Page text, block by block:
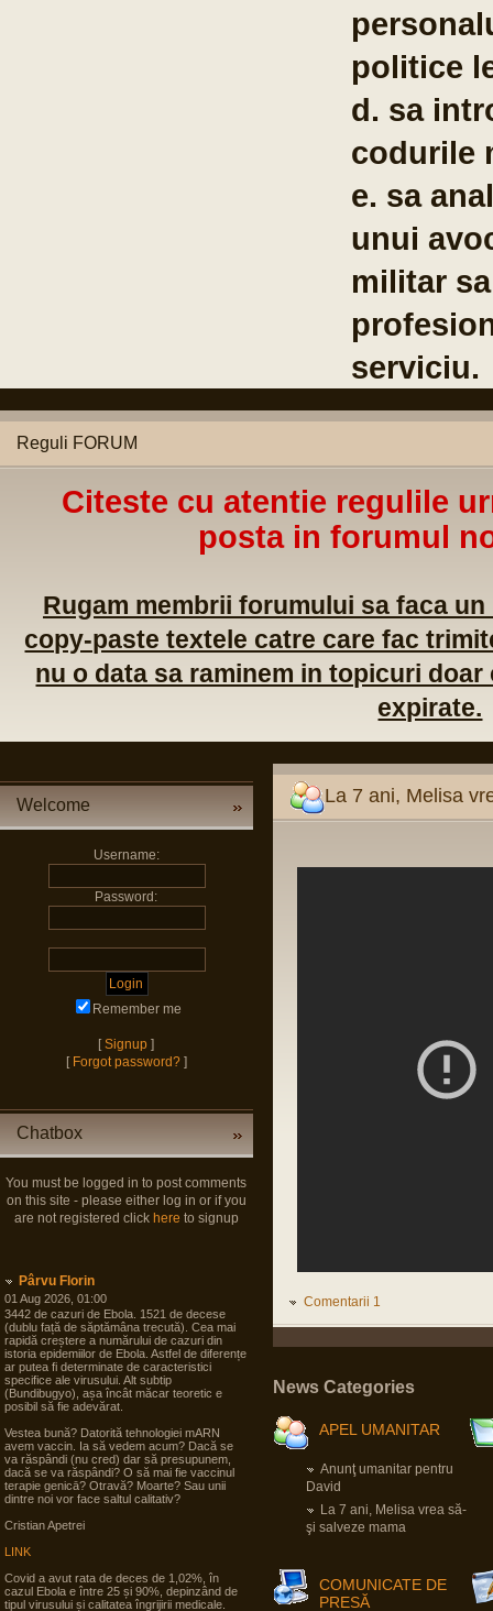
personalului militar sa fie
d. sa introduca aceste
codurile militare ale statelor
e. sa analizeze posibilitatea
unui avocat al poporului la
militar sa poata apela in caz
profesionale sau de alta
Reguli FORUM
Citeste cu atentie regulile
posta in forumul
Rugam membrii forumului sa faca
copy-paste textele catre care fac
nu o data sa raminem in topicuri
expirate.
Welcome
Username:
Password:
Remember me
[Signup ]
[ Forgot password? ]
Chatbox
You must be logged in to post comments
on this site - please either log in or if you
are not registered click here to signup
Pârvu Florin
01 Aug 2026, 01:00
3442 de cazuri de Ebola. 1521 de decese
(dublu față de săptămâna trecută). Cea mai
rapidă creștere a numărului de cazuri din
istoria epidemiilor de Ebola. Astfel de diferențe
ar putea fi determinate de caracteristici
specifice ale virusului. Alt subtip
(Bundibugyo), așa încât măcar teoretic e
posibil să fie adevărat.
Vestea bună? Datorită tehnologiei mARN
avem vaccin. Ia să vedem acum? Dacă se
va răspândi (nu cred) dar să presupunem,
dacă se va răspândi? O să mai fie vaccinul
terapie genicā? Otravă? Moarte? Sau unii
dintre noi vor face saltul calitativ?
Cristian Apetrei
LINK
Covid a avut rata de deces de 1,02%, în
cazul Ebola e între 25 și 90%, depinzând de
tipul virusului și calitatea îngrijirii medicale.
La 7 ani, Melisa
Comentarii 1
News Categories
APEL UMANITAR
Anunţ umanitar pentru
David
La 7 ani, Melisa vrea să-
şi salveze mama
COMUNICATE DE
PRESĂ